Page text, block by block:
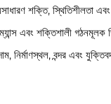
শক্তি, স্থিতিশীলতা এবং
এবং শক্তিশালী গঠনমূলক
বন্দর এবং